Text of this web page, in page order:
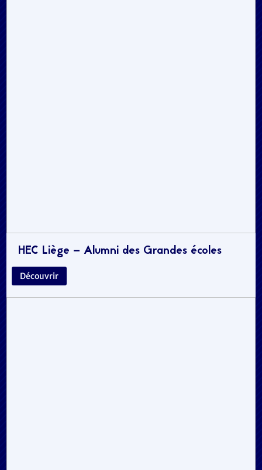
HEC Liège – Alumni des Grandes écoles
Découvrir